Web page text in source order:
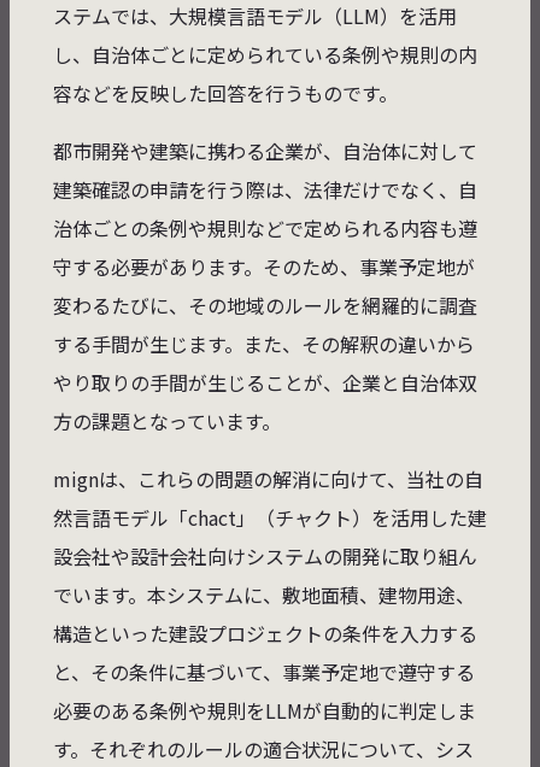
ステムでは、大規模言語モデル（LLM）を活用
し、自治体ごとに定められている条例や規則の内
容などを反映した回答を行うものです。
都市開発や建築に携わる企業が、自治体に対して
建築確認の申請を行う際は、法律だけでなく、自
治体ごとの条例や規則などで定められる内容も遵
守する必要があります。そのため、事業予定地が
変わるたびに、その地域のルールを網羅的に調査
する手間が生じます。また、その解釈の違いから
やり取りの手間が生じることが、企業と自治体双
方の課題となっています。
mignは、これらの問題の解消に向けて、当社の自
然言語モデル「chact」（チャクト）を活用した建
設会社や設計会社向けシステムの開発に取り組ん
でいます。本システムに、敷地面積、建物用途、
構造といった建設プロジェクトの条件を入力する
と、その条件に基づいて、事業予定地で遵守する
必要のある条例や規則をLLMが自動的に判定しま
す。それぞれのルールの適合状況について、シス